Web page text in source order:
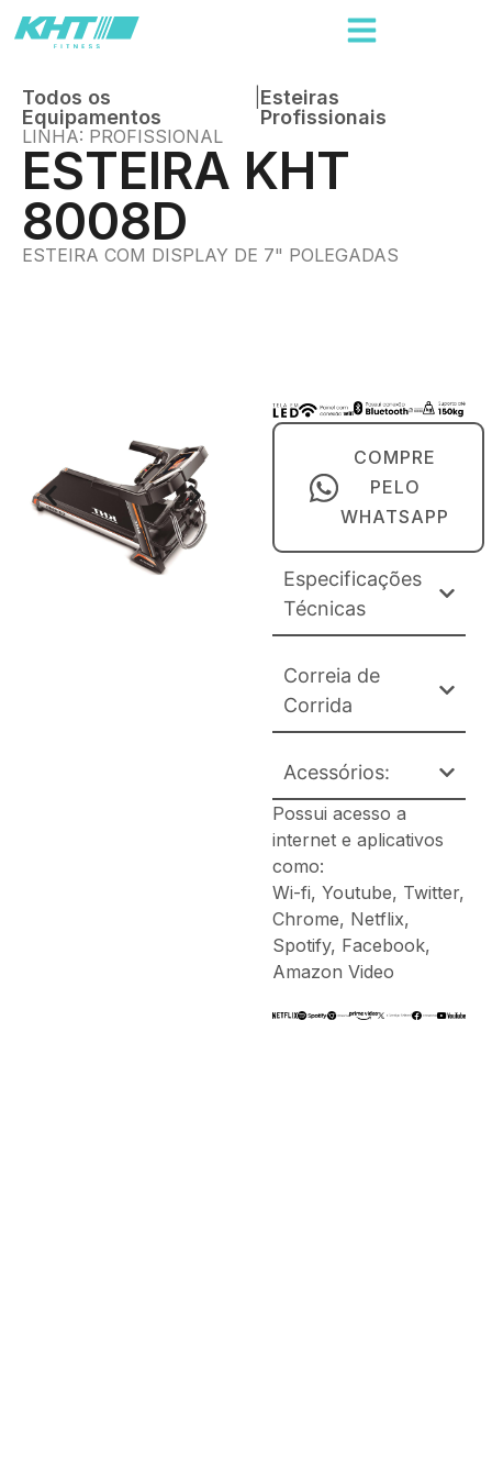
Todos os
Equipamentos
Esteiras
Profissionais
LINHA: PROFISSIONAL
ESTEIRA KHT
8008D
ESTEIRA COM DISPLAY DE 7" POLEGADAS
COMPRE
PELO
WHATSAPP
Especificações
Técnicas
Correia de
Corrida
Acessórios:
Possui acesso a
internet e aplicativos
como:
Wi-fi, Youtube, Twitter,
Chrome, Netflix,
Spotify, Facebook,
Amazon Video